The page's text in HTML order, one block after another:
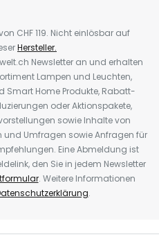
CHF 119. Nicht einlösbar auf
Hersteller.
Newsletter an und erhalten
Lampen und Leuchten,
Smart Home Produkte, Rabatt-
oder Aktionspakete,
sowie Inhalte von
Umfragen sowie Anfragen für
Eine Abmeldung ist
den Sie in jedem Newsletter
. Weitere Informationen
.